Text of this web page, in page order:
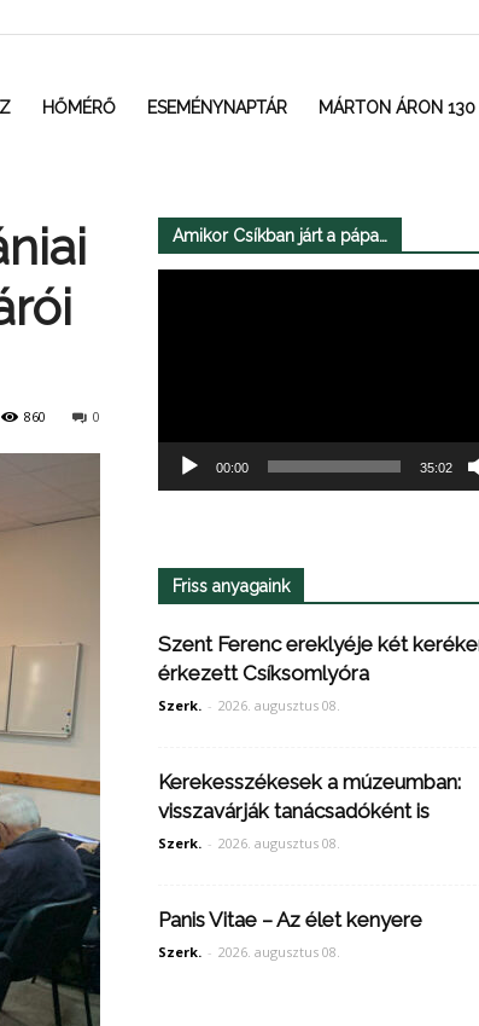
HŐMÉRŐ ESEMÉNYNAPTÁR MÁRTON ÁRON 130
0
860
Amikor Csíkban járt a pápa…
00:00 35:02
Friss anyagaink
Szent Ferenc ereklyéje két
érkezett Csíksomlyóra
Szerk. - 2026. augusztus 08.
Kerekesszékesek a múzeumban:
visszavárják tanácsadóként is
Szerk. - 2026. augusztus 08.
Panis Vitae – Az élet kenyere
Szerk. - 2026. augusztus 08.